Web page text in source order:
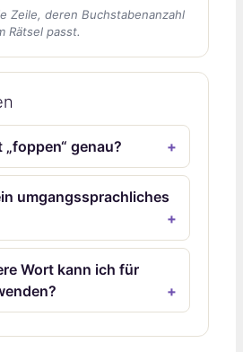
Zeile, deren Buchstabenanzahl
Rätsel passt.
genau?
umgangssprachliches
Wort kann ich für